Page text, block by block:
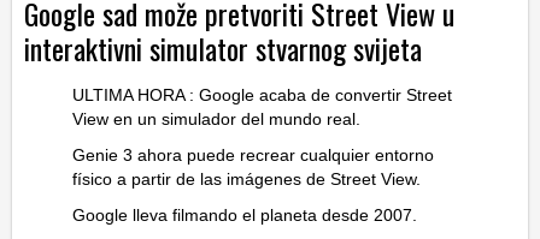
Google sad može pretvoriti Street View u
interaktivni simulator stvarnog svijeta
ULTIMA HORA : Google acaba de convertir Street
View en un simulador del mundo real.
Genie 3 ahora puede recrear cualquier entorno
físico a partir de las imágenes de Street View.
Google lleva filmando el planeta desde 2007.